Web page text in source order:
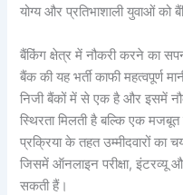
योग्य और प्रतिभाशाली युवाओं को
बैंकिंग क्षेत्र में नौकरी करने का
बैंक की यह भर्ती काफी महत्वपूर्ण
निजी बैंकों में से एक है और इसमें
स्थिरता मिलती है बल्कि एक
प्रक्रिया के तहत उम्मीदवारों का
जिसमें ऑनलाइन परीक्षा, इंटरव्यू
सकती हैं।